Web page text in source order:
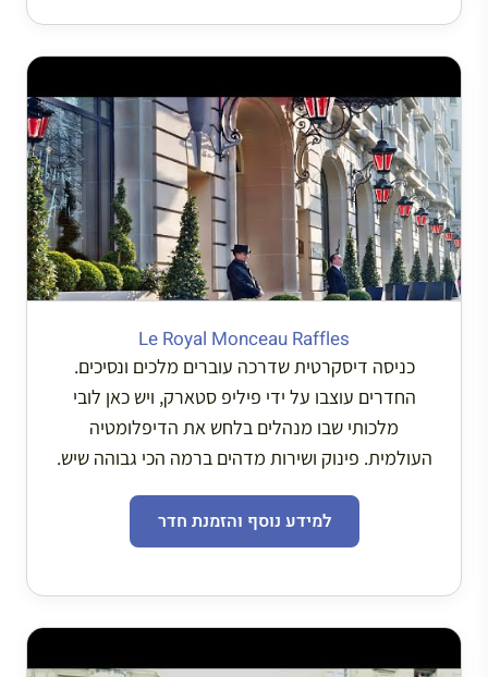
Le Royal Monceau Raffles
כניסה דיסקרטית שדרכה עוברים מלכים ונסיכים.
החדרים עוצבו על ידי פיליפ סטארק, ויש כאן לובי
מלכותי שבו מנהלים בלחש את הדיפלומטיה
העולמית. פינוק ושירות מדהים ברמה הכי גבוהה שיש.
למידע נוסף והזמנת חדר